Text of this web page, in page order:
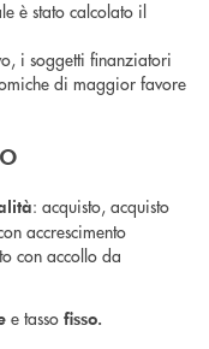
è stato calcolato il
i soggetti finanziatori
di maggior favore
: acquisto, acquisto
accrescimento
con accollo da
e tasso fisso.